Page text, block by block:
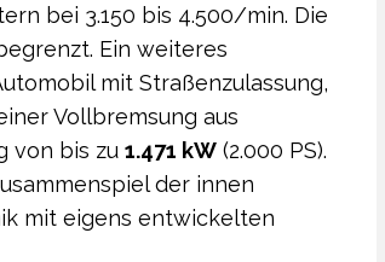
bei 3.150 bis 4.500/min. Die
Ein weiteres
mit Straßenzulassung,
Vollbremsung aus
von bis zu 1.471 kW (2.000 PS).
der innen
mit eigens entwickelten